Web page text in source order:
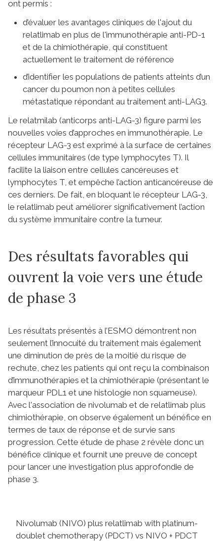
ont permis :
d’évaluer les avantages cliniques de l'ajout du
relatlimab en plus de l'immunothérapie anti-PD-1
et de la chimiothérapie, qui constituent
actuellement le traitement de référence
d’identifier les populations de patients atteints d’un
cancer du poumon non à petites cellules
métastatique répondant au traitement anti-LAG3.
Le relatmilab (anticorps anti-LAG-3) figure parmi les
nouvelles voies d’approches en immunothérapie. Le
récepteur LAG-3 est exprimé à la surface de certaines
cellules immunitaires (de type lymphocytes T). Il
facilite la liaison entre cellules cancéreuses et
lymphocytes T, et empêche l’action anticancéreuse de
ces derniers. De fait, en bloquant le récepteur LAG-3,
le relatlimab peut améliorer significativement l’action
du système immunitaire contre la tumeur.
Des résultats favorables qui
ouvrent la voie vers une étude
de phase 3
Les résultats présentés à l’ESMO démontrent non
seulement l’innocuité du traitement mais également
une diminution de près de la moitié du risque de
rechute, chez les patients qui ont reçu la combinaison
d’immunothérapies et la chimiothérapie (présentant le
marqueur PDL1 et une histologie non squameuse).
Avec l'association de nivolumab et de relatlimab plus
chimiothérapie, on observe également un bénéfice en
termes de taux de réponse et de survie sans
progression. Cette étude de phase 2 révèle donc un
bénéfice clinique et fournit une preuve de concept
pour lancer une investigation plus approfondie de
phase 3.
Nivolumab (NIVO) plus relatlimab with platinum-
doublet chemotherapy (PDCT) vs NIVO + PDCT